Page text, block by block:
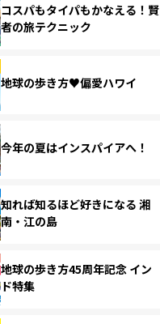
コスパもタイパもかなえる！賢
者の旅テクニック
地球の歩き方♥偏愛ハワイ
今年の夏はインスパイアへ！
知れば知るほど好きになる 湘
南・江の島
地球の歩き方45周年記念 イン
ド特集